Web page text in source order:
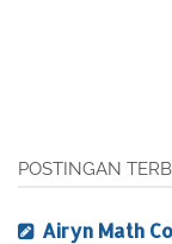
POSTINGAN
Airyn Math